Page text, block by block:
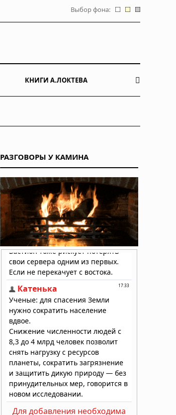
Выбор фона:
КНИГИ А.ЛОКТЕВА
РАЗГОВОРЫ У КАМИНА
Для добавления необходима